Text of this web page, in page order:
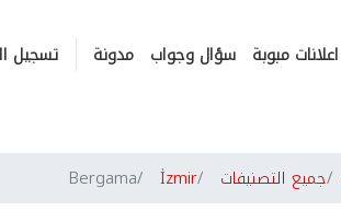
اعلانات مبوبة سؤال وجواب مدونة تسجيل
جميع التصنيفات İzmir
Bergama